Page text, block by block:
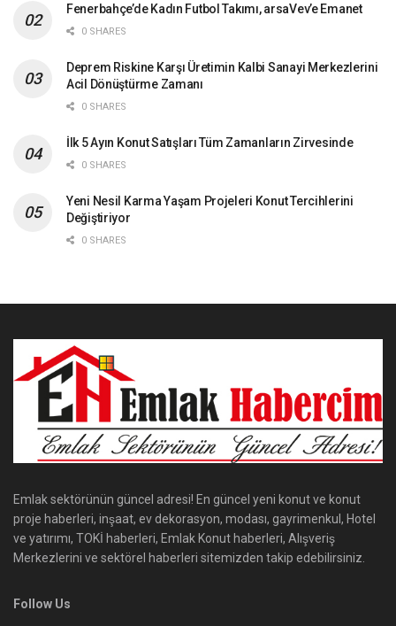
Fenerbahçe’de Kadın Futbol Takımı, arsaVev’e Emanet
0 SHARES
Deprem Riskine Karşı Üretimin Kalbi Sanayi Merkezlerini
Acil Dönüştürme Zamanı
0 SHARES
İlk 5 Ayın Konut Satışları Tüm Zamanların Zirvesinde
0 SHARES
Yeni Nesil Karma Yaşam Projeleri Konut Tercihlerini
Değiştiriyor
0 SHARES
Emlak sektörünün güncel adresi! En güncel yeni konut ve konut
proje haberleri, inşaat, ev dekorasyon, modası, gayrimenkul, Hotel
ve yatırımı, TOKİ haberleri, Emlak Konut haberleri, Alışveriş
Merkezlerini ve sektörel haberleri sitemizden takip edebilirsiniz.
Follow Us